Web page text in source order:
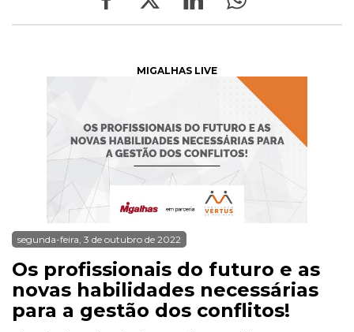
MIGALHAS LIVE
segunda-feira, 3 de outubro de 2022
Os profissionais do futuro e as
novas habilidades necessárias
para a gestão dos conflitos!